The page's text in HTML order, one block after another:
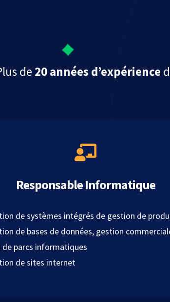
de 20 années d’expérience
Responsable Informatique
de systèmes intégrés de gestion de
de bases de données, gestion
de parcs informatiques
de sites internet